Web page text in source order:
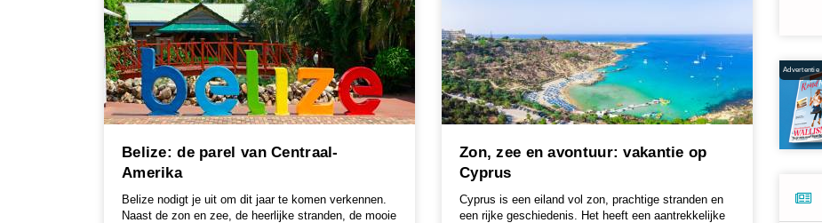
Belize: de parel van Centraal-
Amerika
Belize nodigt je uit om dit jaar te komen verkennen.
Naast de zon en zee, de heerlijke stranden, de mooie
Zon, zee en avontuur: vakantie op
Cyprus
Cyprus is een eiland vol zon, prachtige stranden en
een rijke geschiedenis. Het heeft een aantrekkelijke
Advertentie